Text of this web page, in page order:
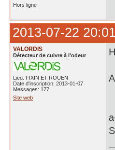
Hors ligne
2013-07-22
VALORDIS
Détecteur de cuivre à l'odeur
Lieu: FIXIN ET ROUEN
Date d'inscription: 2013-01-07
Messages: 177
Site web